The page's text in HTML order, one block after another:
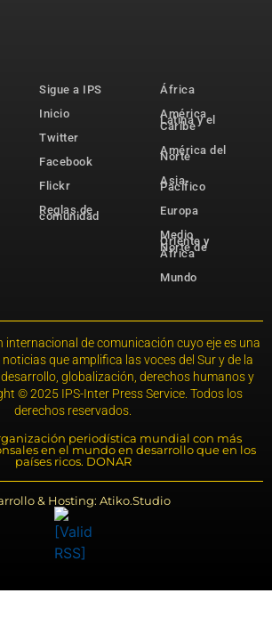
Sigue a IPS
Inicio
Twitter
Facebook
Flickr
Reglas de
comunidad
África
América
Latina y el
Caribe
América del
Norte
Asia-
Pacífico
Europa
Medio
Oriente y
Norte de
África
Mundo
internacional de comunicación cuyo eje es una
que amplifica las voces del Sur y de la
globalización, derechos humanos y
© 2025 IPS-Inter Press Service. Todos los
derechos reservados.
periodística mundial con más
en el mundo en desarrollo que en los
países ricos. DONAR
& Hosting: Atiko.Studio